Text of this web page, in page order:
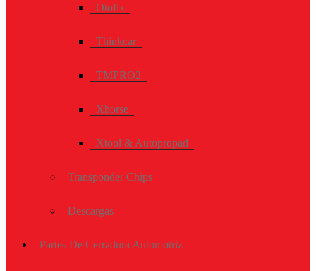
Otofix
Thinkcar
TMPRO2
Xhorse
Xtool & Autopropad
Transponder Chips
Descargas
Partes De Cerradura Automotriz